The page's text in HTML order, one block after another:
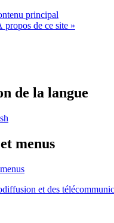
principal
propos de ce site »
de la langue
menus
et des